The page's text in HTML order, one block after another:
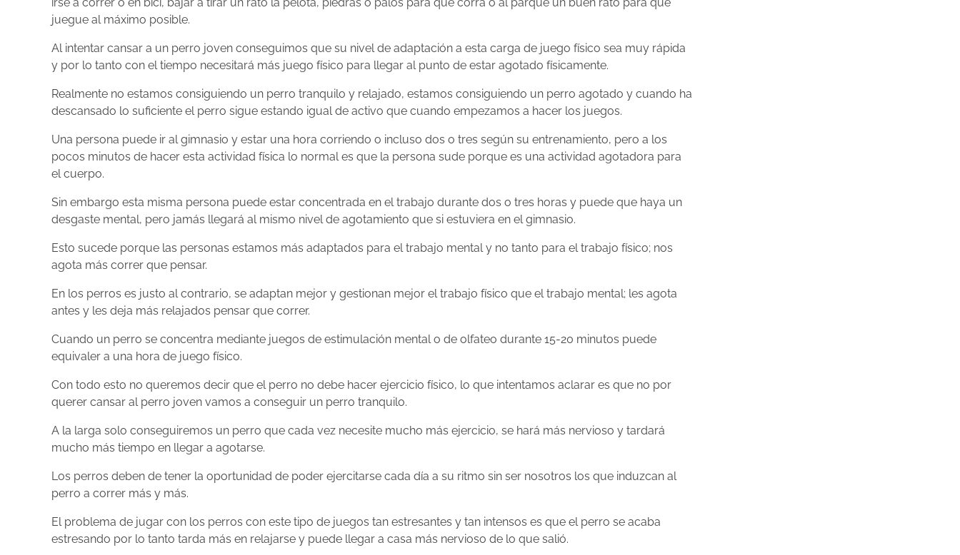
juegue al máximo posible.
Al intentar cansar a un perro joven conseguimos que su nivel de adaptación a esta carga de juego físico sea muy rápida
y por lo tanto con el tiempo necesitará más juego físico para llegar al punto de estar agotado físicamente.
Realmente no estamos consiguiendo un perro tranquilo y relajado, estamos consiguiendo un perro agotado y cuando ha
descansado lo suficiente el perro sigue estando igual de activo que cuando empezamos a hacer los juegos.
Una persona puede ir al gimnasio y estar una hora corriendo o incluso dos o tres según su entrenamiento, pero a los
pocos minutos de hacer esta actividad física lo normal es que la persona sude porque es una actividad agotadora para
el cuerpo.
Sin embargo esta misma persona puede estar concentrada en el trabajo durante dos o tres horas y puede que haya un
desgaste mental, pero jamás llegará al mismo nivel de agotamiento que si estuviera en el gimnasio.
Esto sucede porque las personas estamos más adaptados para el trabajo mental y no tanto para el trabajo físico; nos
agota más correr que pensar.
En los perros es justo al contrario, se adaptan mejor y gestionan mejor el trabajo físico que el trabajo mental; les agota
antes y les deja más relajados pensar que correr.
Cuando un perro se concentra mediante juegos de estimulación mental o de olfateo durante 15-20 minutos puede
equivaler a una hora de juego físico.
Con todo esto no queremos decir que el perro no debe hacer ejercicio físico, lo que intentamos aclarar es que no por
querer cansar al perro joven vamos a conseguir un perro tranquilo.
A la larga solo conseguiremos un perro que cada vez necesite mucho más ejercicio, se hará más nervioso y tardará
mucho más tiempo en llegar a agotarse.
Los perros deben de tener la oportunidad de poder ejercitarse cada día a su ritmo sin ser nosotros los que induzcan al
perro a correr más y más.
El problema de jugar con los perros con este tipo de juegos tan estresantes y tan intensos es que el perro se acaba
estresando por lo tanto tarda más en relajarse y puede llegar a casa más nervioso de lo que salió.